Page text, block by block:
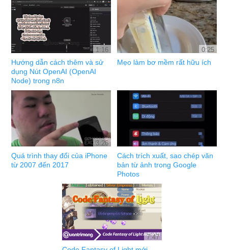
1:16
Hướng dẫn cách thêm và sử
dụng Nút OpenAI (OpenAI
Node) trong n8n
0:25
Mẹo làm bơ mềm rất hữu ích
3:26
Quá trình thay đổi của iPhone
từ 2007 đến 2017
Cách trích xuất, sao chép văn
bản từ ảnh trong Google
Photos
7:47